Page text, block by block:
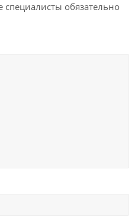
обязательно